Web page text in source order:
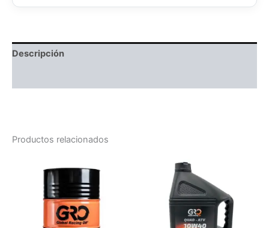
Descripción
Productos relacionados